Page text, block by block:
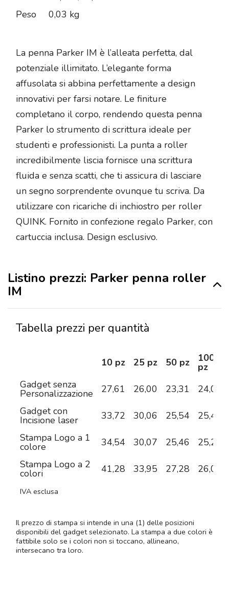
Peso
0,03 kg
La penna Parker IM è l’alleata perfetta, dal
potenziale illimitato. L’elegante forma
affusolata si abbina perfettamente a design
innovativi per farsi notare. Le finiture
completano il corpo, rendendo questa penna
Parker lo strumento di scrittura ideale per
studenti e professionisti. La punta a roller
incredibilmente liscia fornisce una scrittura
fluida e senza scatti, che ti assicura di lasciare
un segno sorprendente ovunque tu scriva. Da
utilizzare con ricariche di inchiostro per roller
QUINK. Fornito in confezione regalo Parker, con
cartuccia inclusa. Design esclusivo.
Listino prezzi: Parker penna roller
IM
Tabella prezzi per quantità
10 pz 25 pz 50 pz 100
pz
Gadget senza
Personalizzazione 27,61 26,00 23,31
24,03
Gadget con
Incisione laser 33,72 30,06 25,54
25,43
Stampa Logo a 1
colore 34,54 30,07 25,46
25,23
Stampa Logo a 2
colori 41,28 33,95 27,28 26,06
IVA esclusa
Il prezzo di stampa si intende in una (1) delle posizioni
disponibili del gadget selezionato. La stampa a due colori è
fattibile solo se i colori non si toccano, allineano,
intersecano tra loro.